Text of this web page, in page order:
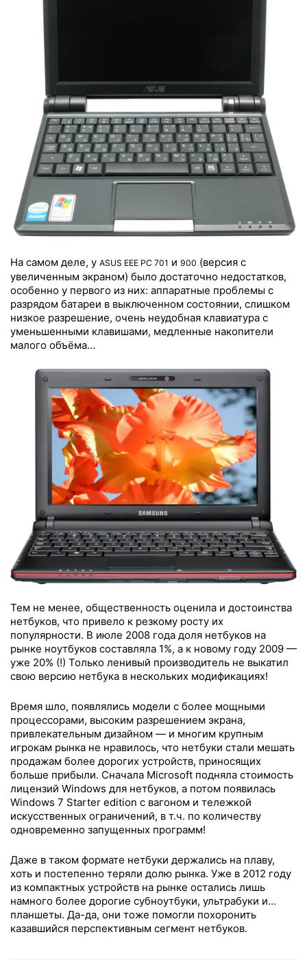
На самом деле, у ASUS EEE PC 701 и 900 (версия с
увеличенным экраном) было достаточно недостатков,
особенно у первого из них: аппаратные проблемы с
разрядом батареи в выключенном состоянии, слишком
низкое разрешение, очень неудобная клавиатура с
уменьшенными клавишами, медленные накопители
малого объёма…
Тем не менее, общественность оценила и достоинства
нетбуков, что привело к резкому росту их
популярности. В июле 2008 года доля нетбуков на
рынке ноутбуков составляла 1%, а к новому году 2009 —
уже 20% (!) Только ленивый производитель не выкатил
свою версию нетбука в нескольких модификациях!
Время шло, появлялись модели с более мощными
процессорами, высоким разрешением экрана,
привлекательным дизайном — и многим крупным
игрокам рынка не нравилось, что нетбуки стали мешать
продажам более дорогих устройств, приносящих
больше прибыли. Сначала Microsoft подняла стоимость
лицензий Windows для нетбуков, а потом появилась
Windows 7 Starter edition с вагоном и тележкой
искусственных ограничений, в т.ч. по количеству
одновременно запущенных программ!
Даже в таком формате нетбуки держались на плаву,
хоть и постепенно теряли долю рынка. Уже в 2012 году
из компактных устройств на рынке остались лишь
намного более дорогие субноутбуки, ультрабуки и…
планшеты. Да-да, они тоже помогли похоронить
казавшийся перспективным сегмент нетбуков.